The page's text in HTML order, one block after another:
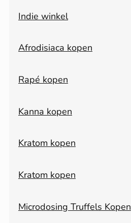
Indie winkel
Afrodisiaca kopen
Rapé kopen
Kanna kopen
Kratom kopen
Kratom kopen
Microdosing Truffels Kopen